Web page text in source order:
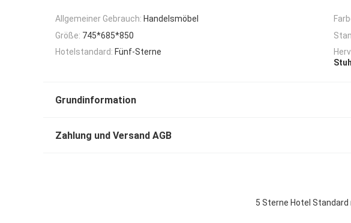
Allgemeiner Gebrauch: Handelsmöbel
Größe: 745*685*850
Hotelstandard: Fünf-Sterne
Grundinformation
Zahlung und Versand AGB
5 Sterne Hotel